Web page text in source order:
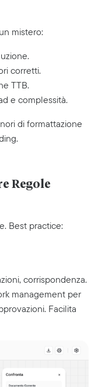
mistero:
corretti.
TTB.
e complessità.
di formattazione
Regole
Best practice:
corrispondenza.
management per
Facilita